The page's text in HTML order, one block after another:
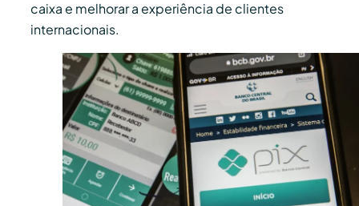
caixa e melhorar a experiência de clientes
internacionais.